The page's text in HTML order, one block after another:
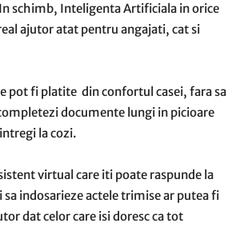
schimb, Inteligenta Artificiala in orice
ajutor atat pentru angajati, cat si
pot fi platite din confortul casei, fara sa
documente lungi in picioare
la cozi.
virtual care iti poate raspunde la
indosarieze actele trimise ar putea fi
dat celor care isi doresc ca tot